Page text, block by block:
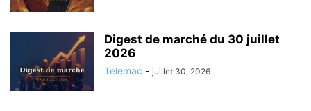
Digest de marché du 30 juillet
2026
Telemac - juillet 30, 2026